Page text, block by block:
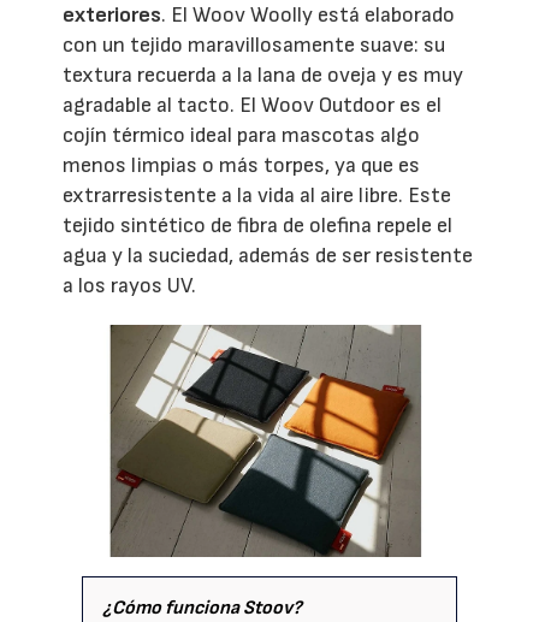
exteriores. El Woov Woolly está elaborado
con un tejido maravillosamente suave: su
textura recuerda a la lana de oveja y es muy
agradable al tacto. El Woov Outdoor es el
cojín térmico ideal para mascotas algo
menos limpias o más torpes, ya que es
extrarresistente a la vida al aire libre. Este
tejido sintético de fibra de olefina repele el
agua y la suciedad, además de ser resistente
a los rayos UV.
¿Cómo funciona Stoov?